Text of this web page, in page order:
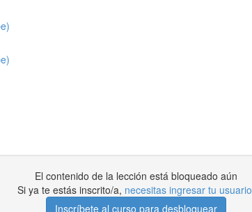
El contenido de la lección está bloqueado aún
Si ya te estás inscrito/a, necesitas ingresar tu usuario
Inscríbete al curso para desbloquear